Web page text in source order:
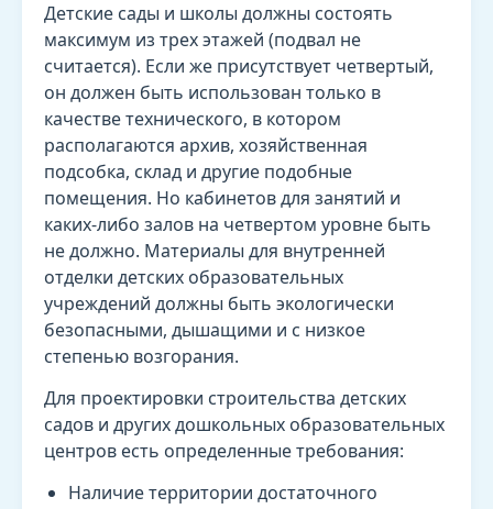
Детские сады и школы должны состоять
максимум из трех этажей (подвал не
считается). Если же присутствует четвертый,
он должен быть использован только в
качестве технического, в котором
располагаются архив, хозяйственная
подсобка, склад и другие подобные
помещения. Но кабинетов для занятий и
каких-либо залов на четвертом уровне быть
не должно. Материалы для внутренней
отделки детских образовательных
учреждений должны быть экологически
безопасными, дышащими и с низкое
степенью возгорания.
Для проектировки строительства детских
садов и других дошкольных образовательных
центров есть определенные требования:
Наличие территории достаточного